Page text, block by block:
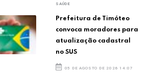
SAÚDE
Prefeitura de Timóteo
convoca moradores para
atualização cadastral
no SUS
05 DE AGOSTO DE 2026 14:07